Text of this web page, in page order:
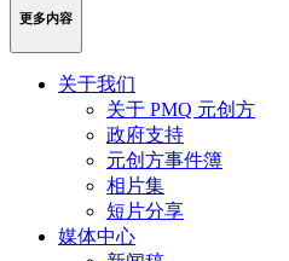
更多内容
关于我们
关于 PMQ 元创方
政府支持
元创方事件簿
相片集
短片分享
媒体中心